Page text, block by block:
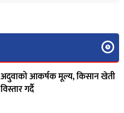
अदुवाको आकर्षक मूल्य, किसान खेती
विस्तार गर्दै